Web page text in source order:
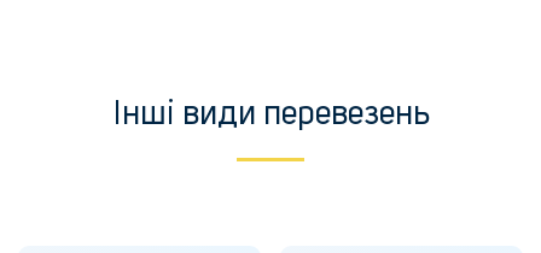
Інші види перевезень